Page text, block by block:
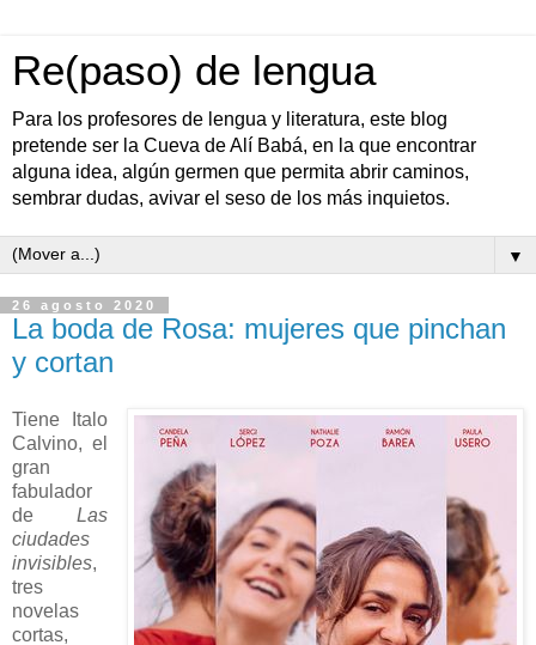
Re(paso) de lengua
Para los profesores de lengua y literatura, este blog
pretende ser la Cueva de Alí Babá, en la que encontrar
alguna idea, algún germen que permita abrir caminos,
sembrar dudas, avivar el seso de los más inquietos.
▼
26 agosto 2020
La boda de Rosa: mujeres que pinchan
y cortan
Tiene Italo
Calvino, el
gran
fabulador
deLas
ciudades
invisibles,
tres
novelas
cortas,